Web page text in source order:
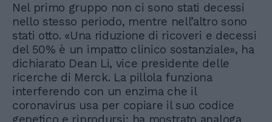
Nel primo gruppo non ci sono stati decessi
nello stesso periodo, mentre nell’altro sono
stati otto. «Una riduzione di ricoveri e decessi
del 50% è un impatto clinico sostanziale», ha
dichiarato Dean Li, vice presidente delle
ricerche di Merck. La pillola funziona
interferendo con un enzima che il
coronavirus usa per copiare il suo codice